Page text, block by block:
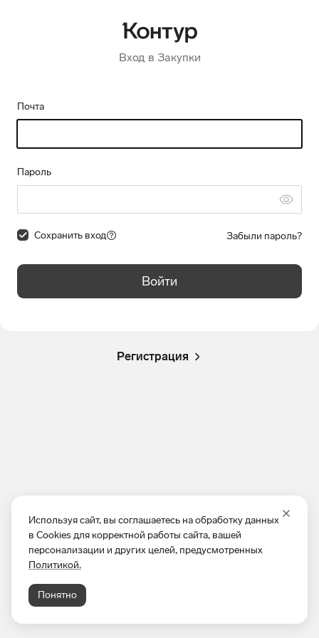
Используя сайт, вы соглашаетесь на обработку данных
в Cookies для корректной работы сайта, вашей
персонализации и других целей, предусмотренных
Политикой.
Понятно
Вход в Закупки
Почта
Пароль
Сохранить вход Забыли пароль?
Войти
Регистрация